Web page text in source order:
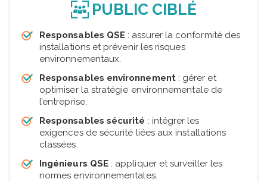
PUBLIC CIBLÉ
Responsables QSE : assurer la conformité des
installations et prévenir les risques
environnementaux.
Responsables environnement: gérer et
optimiser la stratégie environnementale de
l’entreprise.
Responsables sécurité : intégrer les
exigences de sécurité liées aux installations
classées.
Ingénieurs QSE: appliquer et surveiller les
normes environnementales.